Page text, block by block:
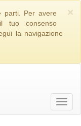
×
parti. Per avere
tuo consenso
la navigazione